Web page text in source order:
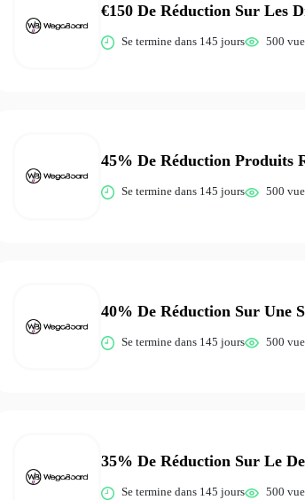
€150 De Réduction Sur Les
Se termine dans 145 jours 500
45% De Réduction Produits
Se termine dans 145 jours 500
40% De Réduction Sur Une
Se termine dans 145 jours 500
35% De Réduction Sur Le
Se termine dans 145 jours 500